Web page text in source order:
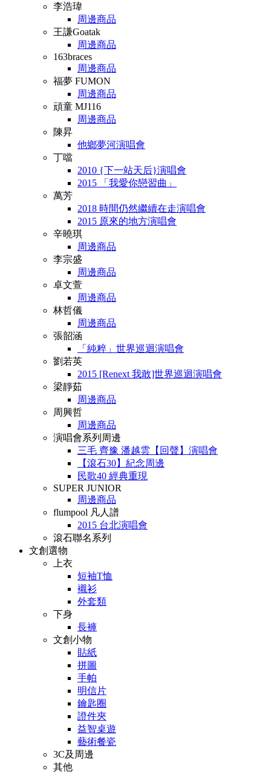
李浩瑋
周邊商品
王謙Goatak
周邊商品
163braces
周邊商品
福夢 FUMON
周邊商品
頑童 MJ116
周邊商品
陳昇
他鄉夢河演唱會
丁噹
2010 {下一站天后}演唱會
2015 「我愛你戀習曲」
萬芳
2018 時間仍然繼續在走演唱會
2015 原來的地方演唱會
辛曉琪
周邊商品
李宗盛
周邊商品
卓文萱
周邊商品
林哲儀
周邊商品
張韶涵
「純粹」世界巡迴演唱會
劉若英
2015 [Renext 我敢]世界巡迴演唱會
梁靜茹
周邊商品
周興哲
周邊商品
演唱會系列周邊
三毛 齊豫 潘越雲【回聲】演唱會
【滾石30】紀念周邊
民歌40 經典重現
SUPER JUNIOR
周邊商品
flumpool 凡人譜
2015 台北演唱會
滾石聯名系列
文創選物
上衣
短袖T恤
襯衫
外套類
下身
長褲
文創小物
貼紙
拼圖
手帕
明信片
鑰匙圈
證件夾
益智桌遊
藝術餐瓷
3C及周邊
其他